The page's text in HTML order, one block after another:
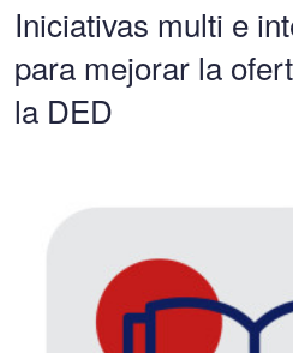
Iniciativas multi e
para mejorar la
la DED